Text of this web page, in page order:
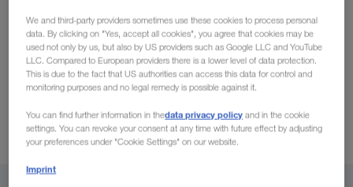
combinazione di soluzioni digitali e assistenza
personalemigliora le catene di approvvigionamento,
ottimizza gli spazi di carico e rende il trasporto trasparente.
Questi vantaggi si riflettono sull'attività quotidiana dei nostri
grande gruppo aziendale!
We and third-party providers sometimes use these cookies to process personal
data. By clicking on "Yes, accept all cookies", you agree that cookies may be
used not only by us, but also by US providers such as Google LLC and YouTube
LLC. Compared to European providers there is a lower level of data protection.
This is due to the fact that US authorities can access this data for control and
monitoring purposes and no legal remedy is possible against it.
You can find further information in thedata privacy policy and in the cookie
settings. You can revoke your consent at any time with future effect by adjusting
your preferences under "Cookie Settings" on our website.
Imprint